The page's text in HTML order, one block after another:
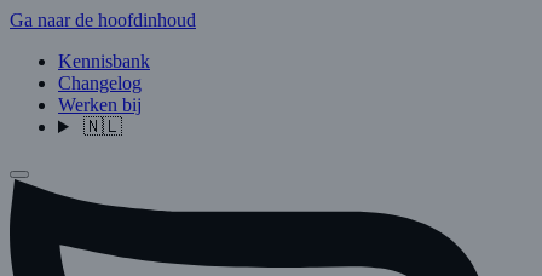
Ga naar de hoofdinhoud
Kennisbank
Changelog
Werken bij
🇳🇱